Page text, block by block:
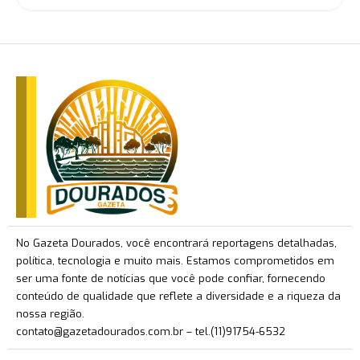
No Gazeta Dourados, você encontrará reportagens detalhadas,
política, tecnologia e muito mais. Estamos comprometidos em
ser uma fonte de notícias que você pode confiar, fornecendo
conteúdo de qualidade que reflete a diversidade e a riqueza da
nossa região.
contato@gazetadourados.com.br – tel.(11)91754-6532